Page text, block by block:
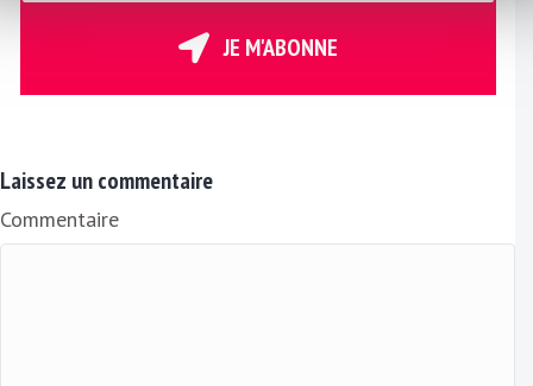
E
i
l
JE M'ABONNE
Laissez un commentaire
Commentaire